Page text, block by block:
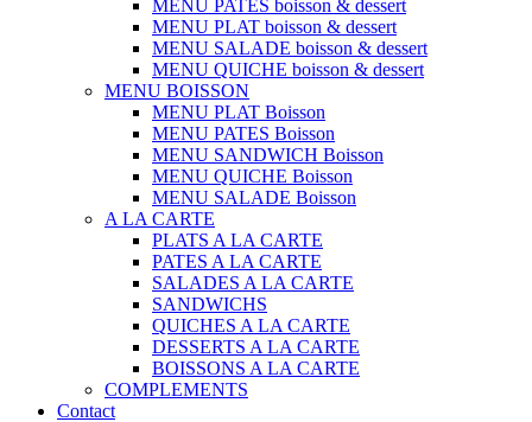
MENU PATES boisson & dessert
MENU PLAT boisson & dessert
MENU SALADE boisson & dessert
MENU QUICHE boisson & dessert
MENU BOISSON
MENU PLAT Boisson
MENU PATES Boisson
MENU SANDWICH Boisson
MENU QUICHE Boisson
MENU SALADE Boisson
A LA CARTE
PLATS A LA CARTE
PATES A LA CARTE
SALADES A LA CARTE
SANDWICHS
QUICHES A LA CARTE
DESSERTS A LA CARTE
BOISSONS A LA CARTE
COMPLEMENTS
Contact